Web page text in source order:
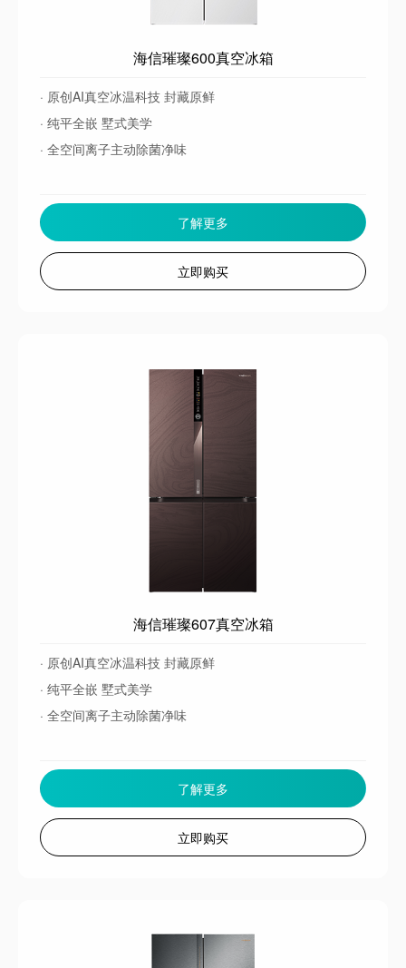
海信璀璨600真空冰箱
· 原创AI真空冰温科技 封藏原鲜
· 纯平全嵌 墅式美学
· 全空间离子主动除菌净味
了解更多
立即购买
海信璀璨607真空冰箱
· 原创AI真空冰温科技 封藏原鲜
· 纯平全嵌 墅式美学
· 全空间离子主动除菌净味
了解更多
立即购买